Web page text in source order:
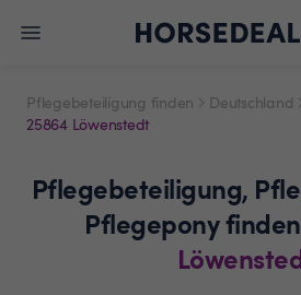
Pflegebeteiligung finden Deutschland
25864 Löwenstedt
Pflegebeteiligung,
Pflegepony